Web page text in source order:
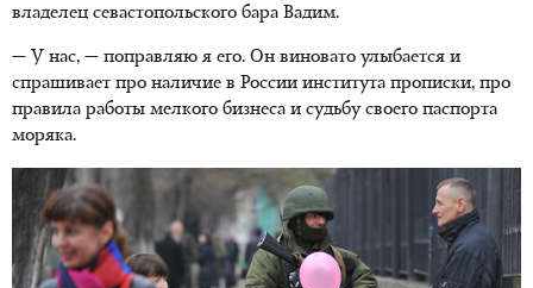
владелец севастопольского бара Вадим.
— У нас, — поправляю я его. Он виновато улыбается и
спрашивает про наличие в России института прописки, про
правила работы мелкого бизнеса и судьбу своего паспорта
моряка.